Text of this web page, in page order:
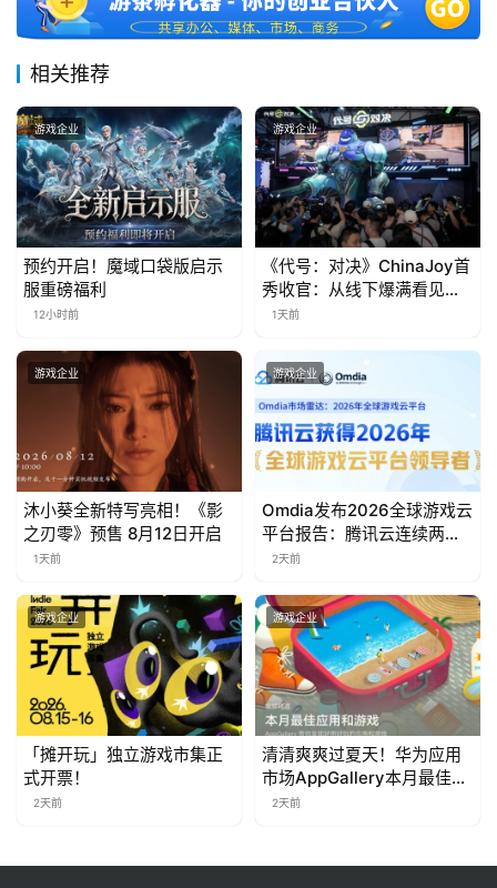
0
日
游
茶
对
接
会
上
海
站
中
文
(
中
)
相关推荐
游戏企业
预约开启！魔域口袋版启示
服重磅福利
12小时前
游戏企业
《代号：对决》ChinaJoy首
秀收官：从线下爆满看见玩
家的真实期待
1天前
游戏企业
沐小葵全新特写亮相！《影
之刃零》预售 8月12日开启
1天前
游戏企业
Omdia发布2026全球游戏云
平台报告：腾讯云连续两年
入选“领导者”象限
2天前
游戏企业
「摊开玩」独立游戏市集正
式开票！
2天前
游戏企业
清清爽爽过夏天！华为应用
市场AppGallery本月最佳上
新，款款提升幸福感
2天前